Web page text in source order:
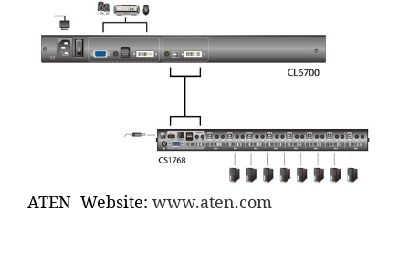
ATEN Website: www.aten.com